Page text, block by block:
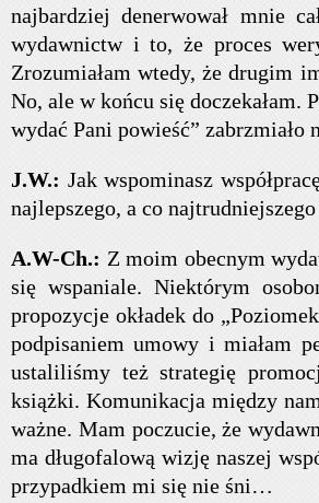
najbardziej denerwował mnie
wydawnictw i to, że proces
Zrozumiałam wtedy, że drugim
No, ale w końcu się doczekałam.
wydać Pani powieść” zabrzmiało
J.W.: Jak wspominasz
najlepszego, a co najtrudniejszego
A.W-Ch.: Z moim obecnym
się wspaniale. Niektórym
propozycje okładek do
podpisaniem umowy i miałam
ustaliliśmy też strategię
książki. Komunikacja między
ważne. Mam poczucie, że
ma długofalową wizję naszej
przypadkiem mi się nie śni…